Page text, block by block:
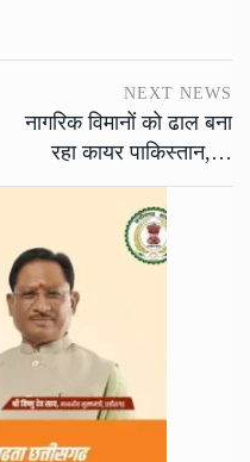
NEXT NEWS
नागरिक विमानों को ढाल बना
रहा कायर पाकिस्तान,…